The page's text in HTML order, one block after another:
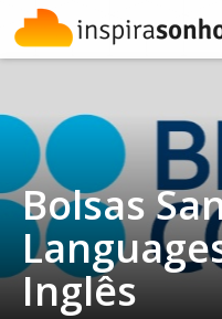
Bolsas
Inglês